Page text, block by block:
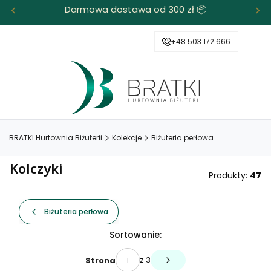
Darmowa dostawa od 300 zł 📦
+48 503 172 666
BRATKI Hurtownia Biżuterii Kolekcje Biżuteria perłowa
Kolczyki Produkty: 47
Biżuteria perłowa
Sortowanie:
Strona z 3 Następne produkty